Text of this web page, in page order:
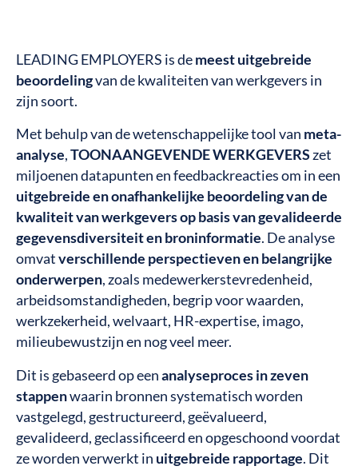
LEADING EMPLOYERS is demeest uitgebreide
beoordelingvan de kwaliteiten van werkgevers in
zijn soort.
Met behulp van de wetenschappelijke tool van meta-
analyse,TOONAANGEVENDE WERKGEVERSzet
miljoenen datapunten en feedbackreacties om in een
uitgebreide en onafhankelijke beoordeling van de
kwaliteit van werkgevers op basis van gevalideerde
gegevensdiversiteit en broninformatie. De analyse
omvatverschillende perspectieven en belangrijke
onderwerpen, zoals medewerkerstevredenheid,
arbeidsomstandigheden, begrip voor waarden,
werkzekerheid, welvaart, HR-expertise, imago,
milieubewustzijn en nog veel meer.
Dit is gebaseerd op eenanalyseproces in zeven
stappenwaarin bronnen systematisch worden
vastgelegd, gestructureerd, geëvalueerd,
gevalideerd, geclassificeerd en opgeschoond voordat
ze worden verwerkt in uitgebreide rapportage. Dit